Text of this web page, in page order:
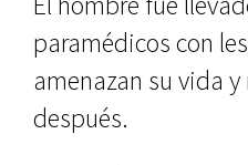
paramédicos con
amenazan su vida
después.